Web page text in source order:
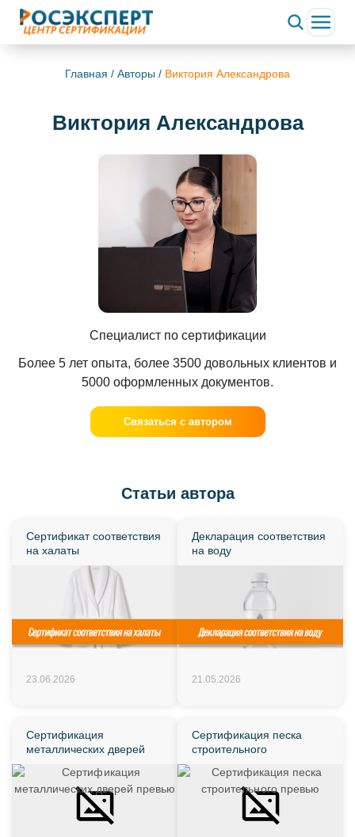
Главная / Авторы / Виктория Александрова
Виктория Александрова
Специалист по сертификации
Более 5 лет опыта, более 3500 довольных клиентов и
5000 оформленных документов.
Связаться с автором
Статьи автора
Сертификат соответствия
на халаты
23.06.2026
Декларация соответствия
на воду
21.05.2026
Сертификация
металлических дверей
Сертификация песка
строительного